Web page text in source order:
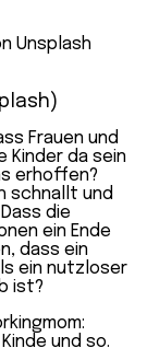
Frauen und
Kinder da sein
erhoffen?
schnallt und
die
ein Ende
dass ein
ein nutzloser
ist?
und so.